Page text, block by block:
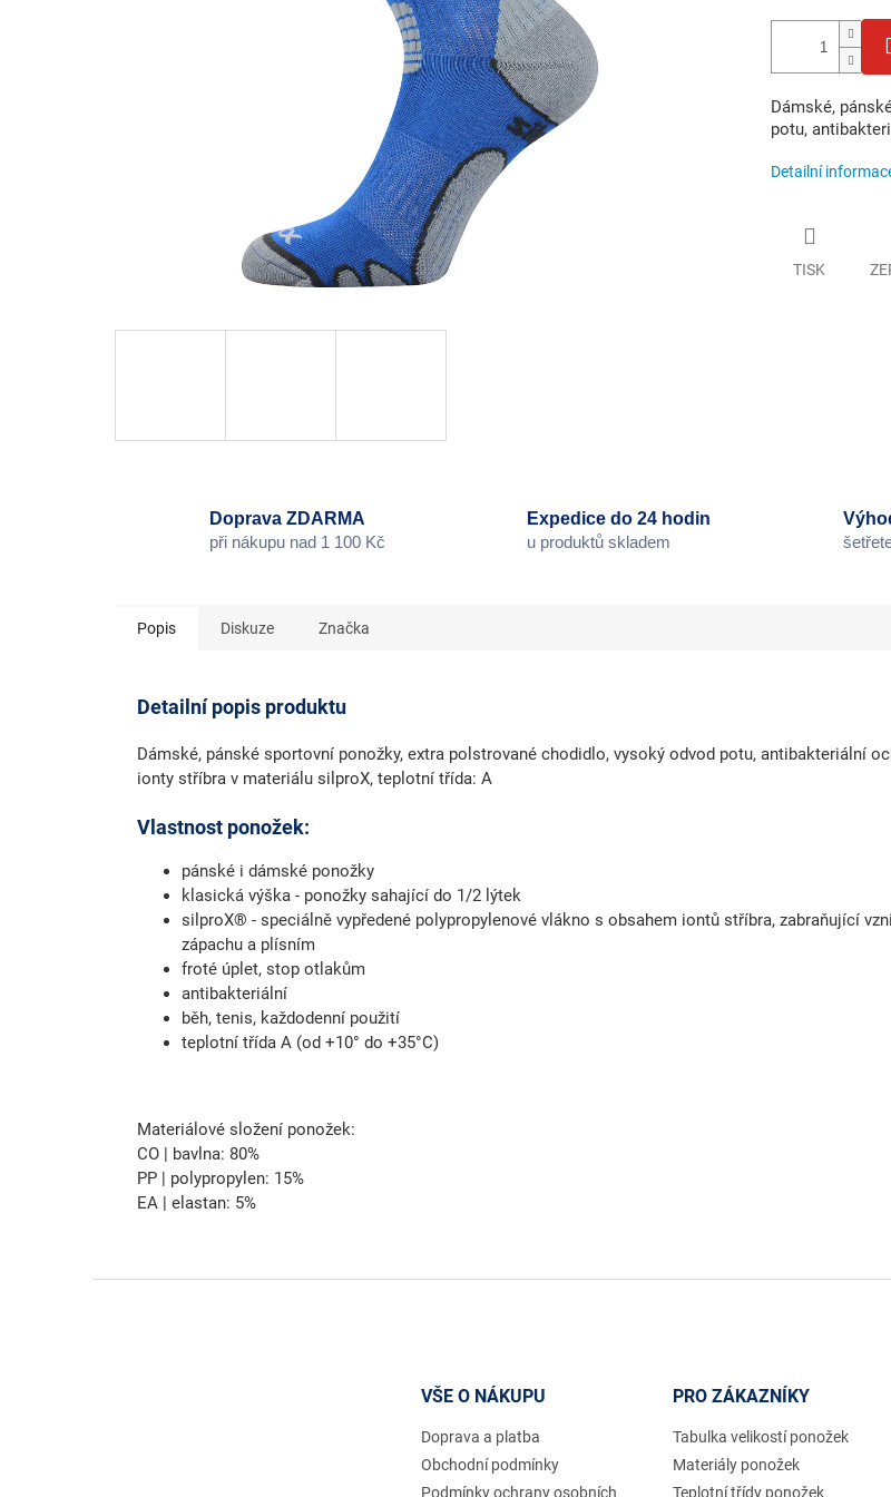
Dámské,
potu,
Detailní
TISK
Doprava ZDARMA
při nákupu nad 1 100 Kč
Expedice do 24 hodin
u produktů skladem
Popis Diskuze Značka
Detailní popis produktu
Dámské, pánské sportovní ponožky, extra polstrované chodidlo, vysoký odvod potu, antibakteriální
ionty stříbra v materiálu silproX, teplotní třída: A
Vlastnost ponožek:
pánské i dámské ponožky
klasická výška - ponožky sahající do 1/2 lýtek
silproX® - speciálně vypředené polypropylenové vlákno s obsahem iontů stříbra, zabraňující
zápachu a plísním
froté úplet, stop otlakům
antibakteriální
běh, tenis, každodenní použití
teplotní třída A (od +10° do +35°C)
Materiálové složení ponožek:
CO | bavlna: 80%
PP | polypropylen: 15%
EA | elastan: 5%
VŠE O NÁKUPU
Doprava a platba
Obchodní podmínky
Podmínky ochrany osobních
PRO ZÁKAZNÍKY
Tabulka velikostí ponožek
Materiály ponožek
Teplotní třídy ponožek